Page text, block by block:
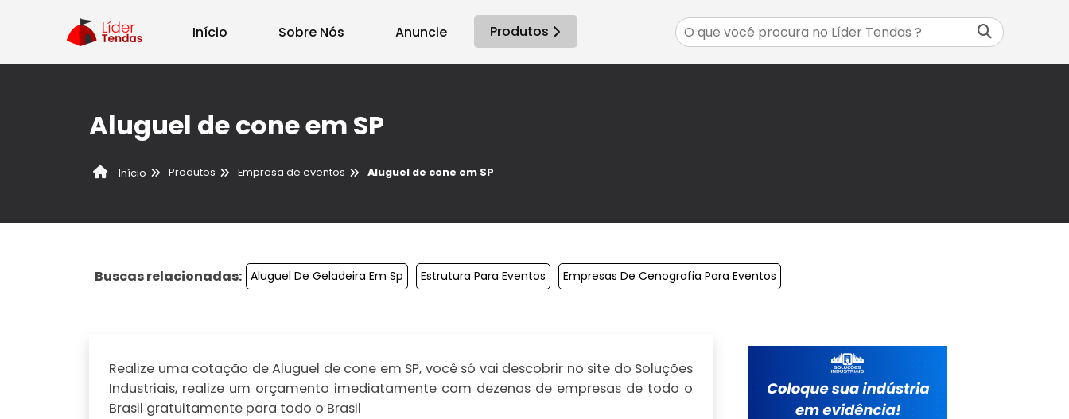
Início Sobre Nós Anuncie Produtos
Aluguel de cone em SP
Início Produtos Empresa de eventos Aluguel de cone em SP
Buscas relacionadas: Aluguel De Geladeira Em Sp Estrutura Para Eventos Empresas De Cenografia Para Eventos
Realize uma cotação de Aluguel de cone em SP, você só vai descobrir no site do Soluções
Industriais, realize um orçamento imediatamente com dezenas de empresas de todo o
Brasil gratuitamente para todo o Brasil